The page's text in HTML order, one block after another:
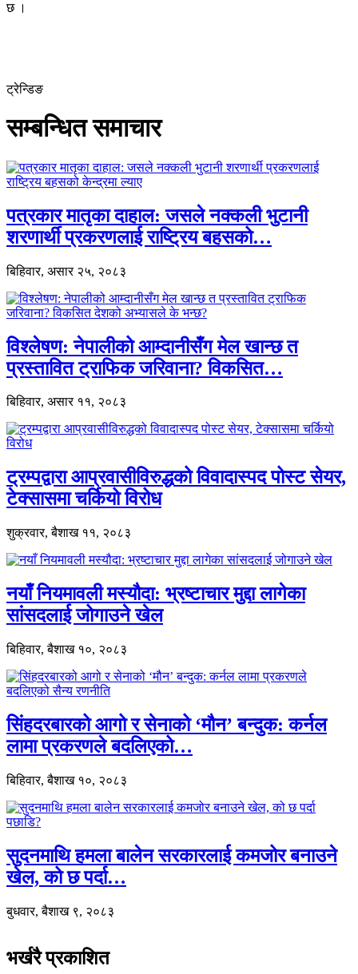
छ ।
ट्रेन्डिङ
सम्बन्धित समाचार
पत्रकार मातृका दाहाल: जसले नक्कली भुटानी
शरणार्थी प्रकरणलाई राष्ट्रिय बहसको…
बिहिवार, असार २५, २०८३
विश्लेषण: नेपालीको आम्दानीसँग मेल खान्छ त
प्रस्तावित ट्राफिक जरिवाना? विकसित…
बिहिवार, असार ११, २०८३
ट्रम्पद्वारा आप्रवासीविरुद्धको विवादास्पद पोस्ट सेयर,
टेक्सासमा चर्कियो विरोध
शुक्रवार, बैशाख ११, २०८३
नयाँ नियमावली मस्यौदा: भ्रष्टाचार मुद्दा लागेका
सांसदलाई जोगाउने खेल
बिहिवार, बैशाख १०, २०८३
सिंहदरबारको आगो र सेनाको ‘मौन’ बन्दुक: कर्नल
लामा प्रकरणले बदलिएको…
बिहिवार, बैशाख १०, २०८३
सुदनमाथि हमला बालेन सरकारलाई कमजोर बनाउने
खेल, को छ पर्दा…
बुधवार, बैशाख ९, २०८३
भर्खरै प्रकाशित